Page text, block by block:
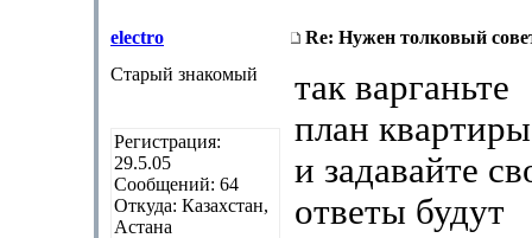
electro
Re: Нужен толковый
Старый знакомый
Регистрация:
29.5.05
Сообщений: 64
Откуда: Казахстан,
Астана
так варганьте
план
и задавайте
ответы будут